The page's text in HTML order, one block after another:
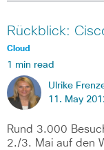
Rückblick:
Cloud
1 min read
Ulrike
11. May
Rund 3.000
2./3. Mai auf den